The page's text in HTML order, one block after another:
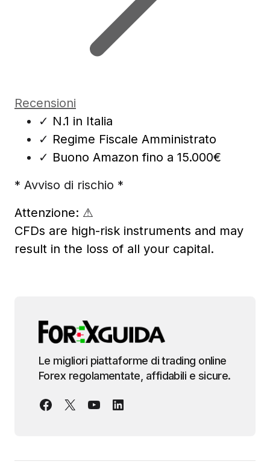
Recensioni
✓ N.1 in Italia
✓ Regime Fiscale Amministrato
✓ Buono Amazon fino a 15.000€
* Avviso di rischio *
Attenzione: ⚠
CFDs are high-risk instruments and may
result in the loss of all your capital.
Le migliori piattaforme di trading online
Forex regolamentate, affidabili e sicure.